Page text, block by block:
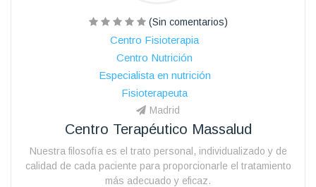
(Sin comentarios)
Centro Fisioterapia
Centro Nutrición
Especialista en nutrición
Fisioterapeuta
Madrid
Centro Terapéutico Massalud
Nuestra filosofía es el trato personal, individualizado y de
calidad de cada paciente para proporcionarle el tratamiento
más adecuado y eficaz.